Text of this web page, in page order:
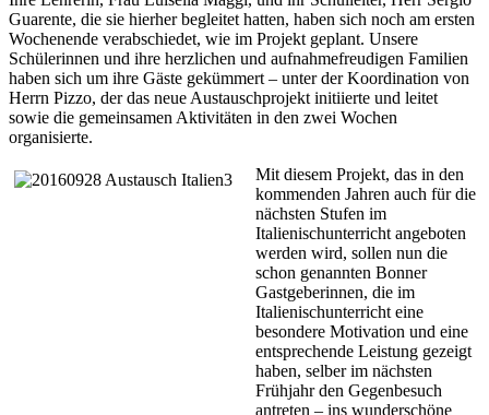
Guarente, die sie hierher begleitet hatten, haben sich noch am ersten
Wochenende verabschiedet, wie im Projekt geplant. Unsere
Schülerinnen und ihre herzlichen und aufnahmefreudigen Familien
haben sich um ihre Gäste gekümmert – unter der Koordination von
Herrn Pizzo, der das neue Austauschprojekt initiierte und leitet
sowie die gemeinsamen Aktivitäten in den zwei Wochen
organisierte.
Mit diesem Projekt, das in den
kommenden Jahren auch für die
nächsten Stufen im
Italienischunterricht angeboten
werden wird, sollen nun die
schon genannten Bonner
Gastgeberinnen, die im
Italienischunterricht eine
besondere Motivation und eine
entsprechende Leistung gezeigt
haben, selber im nächsten
Frühjahr den Gegenbesuch
antreten – ins wunderschöne